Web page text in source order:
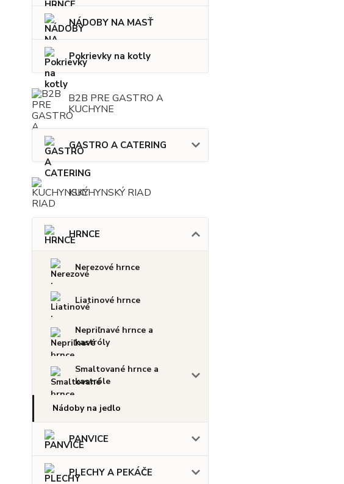
NÁDOBY NA MASŤ
Pokrievky na kotly
B2B PRE GASTRO A
KUCHYNE
GASTRO A CATERING
KUCHYNSKÝ RIAD
HRNCE
Nerezové hrnce
Liatinové hrnce
Nepriľnavé hrnce a
kastróly
Smaltované hrnce a
kastróle
Nádoby na jedlo
PANVICE
PLECHY A PEKÁČE